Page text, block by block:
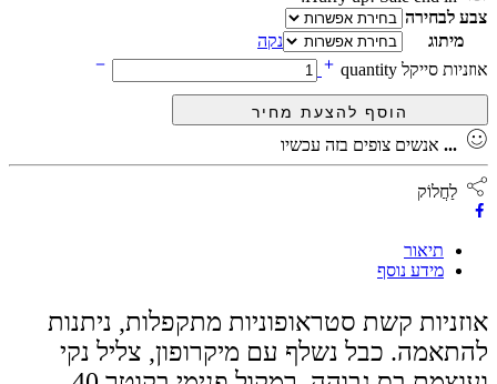
צבע לבחירה
מיתוג
נקה
אוזניות סייקל quantity
... אנשים צופים בזה עכשיו
לַחֲלוֹק
תיאור
מידע נוסף
אוזניות קשת סטראופוניות מתקפלות, ניתנות
להתאמה. כבל נשלף עם מיקרופון, צליל נקי